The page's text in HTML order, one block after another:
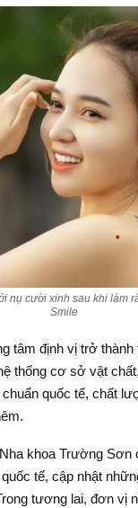
nụ cười xinh sau khi làm
Smile
tâm định vị trở
thống cơ sở vật
quốc tế, chất
khoa Trường Sơn
tế, cập nhật
tương lai, đơn vị